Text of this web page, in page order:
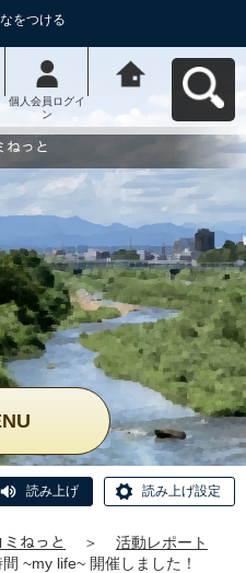
をつける
個人会員ログイ
ン
動応援ｻｲﾄ はち
コミねっとへ戻
ねっと
読み上げ 読み上げ設定
ねっと ＞
活動レポート
~my life~ 開催しました！